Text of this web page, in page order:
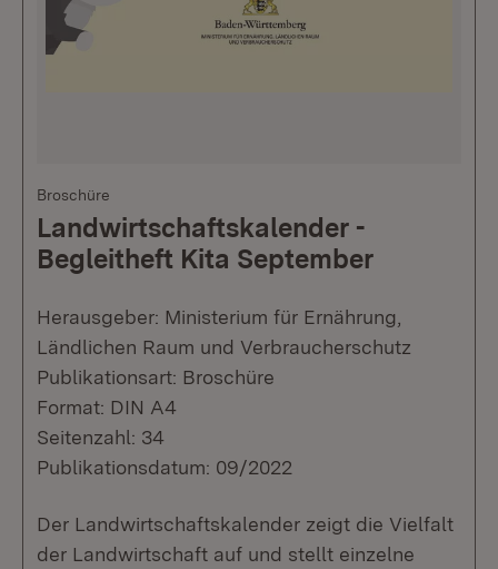
Broschüre
Landwirtschaftskalender -
Begleitheft Kita September
Herausgeber: Ministerium für Ernährung,
Ländlichen Raum und Verbraucherschutz
Publikationsart: Broschüre
Format: DIN A4
Seitenzahl: 34
Publikationsdatum: 09/2022
Der Landwirtschaftskalender zeigt die Vielfalt
der Landwirtschaft auf und stellt einzelne